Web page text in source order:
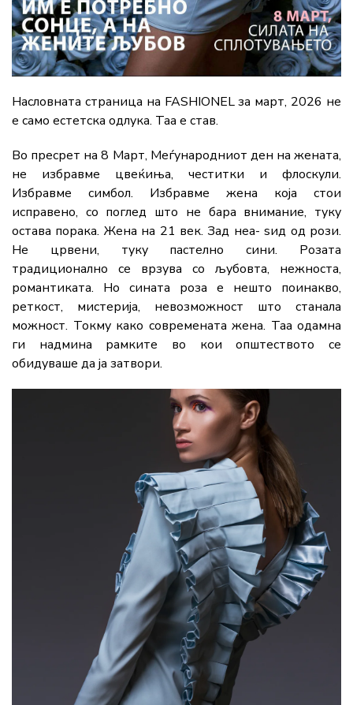
Насловната страница на FASHIONEL за март, 2026 не
е само естетска одлука. Таа е став.
Во пресрет на 8 Март, Меѓународниот ден на жената,
не избравме цвеќиња, честитки и флоскули.
Избравме симбол. Избравме жена која стои
исправено, со поглед што не бара внимание, туку
остава порака. Жена на 21 век. Зад неа- ѕид од рози.
Не црвени, туку пастелно сини. Розата
традиционално се врзува со љубовта, нежноста,
романтиката. Но сината роза е нешто поинакво,
реткост, мистерија, невозможност што станала
можност. Токму како современата жена. Таа одамна
ги надмина рамките во кои општеството се
обидуваше да ја затвори.